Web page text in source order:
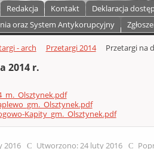
Redakcja Kontakt Deklaracja
oraz System Antykorupcyjny
- arch Przetargi 2014 Przetargi na
2014 r.
Kapity_gm._Olsztynek.pdf
2016 Utworzono: 24 luty 2016